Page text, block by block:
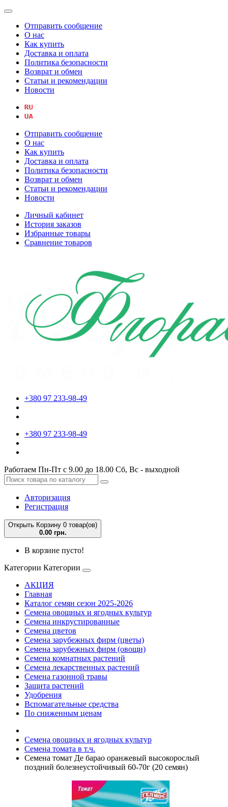
Отправить сообщение
О нас
Как купить
Доставка и оплата
Политика безопасности
Возврат и обмен
Статьи и рекомендации
Новости
Отправить сообщение
О нас
Как купить
Доставка и оплата
Политика безопасности
Возврат и обмен
Статьи и рекомендации
Новости
Личный кабинет
История заказов
Избранные товары
Сравнение товаров
+380 97 233-98-49
+380 97 233-98-49
Работаем Пн-Пт с 9.00 до 18.00 Сб, Вс - выходной
Авторизация
Регистрация
Открыть Корзину 0 товар(ов)
0.00 грн.
В корзине пусто!
Категории Категории
АКЦИЯ
Главная
Каталог семян сезон 2025-2026
Семена овощных и ягодных культур
Семена инкрустированные
Семена цветов
Семена зарубежных фирм (цветы)
Семена зарубежных фирм (овощи)
Семена комнатных растений
Семена лекарственных растений
Семена газонной травы
Защита растений
Удобрения
Вспомагательные средства
По сниженным ценам
Семена овощных и ягодных культур
Семена томата в т.ч.
Семена томат Де барао оранжевый высокорослый
поздний болезнеустойчивый 60-70г (20 семян)